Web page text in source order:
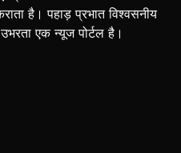
है। पहाड़ प्रभात विश्वसनीय
एक न्यूज पोर्टल है।